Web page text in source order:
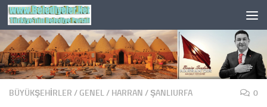
Skip to content
BÜYÜKŞEHİRLER / GENEL/ HARRAN /ŞANLIURFA 0